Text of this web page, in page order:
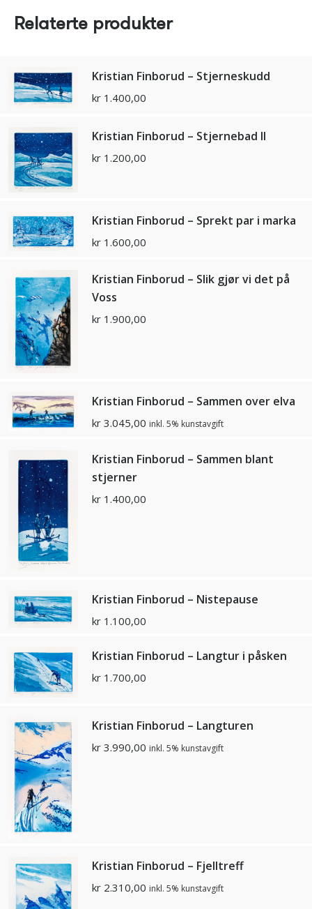
Relaterte produkter
Kristian Finborud – Stjerneskudd
kr 1.400,00
Kristian Finborud – Stjernebad ll
kr 1.200,00
Kristian Finborud – Sprekt par i marka
kr 1.600,00
Kristian Finborud – Slik gjør vi det på
Voss
kr 1.900,00
Kristian Finborud – Sammen over elva
kr 3.045,00 inkl. 5% kunstavgift
Kristian Finborud – Sammen blant
stjerner
kr 1.400,00
Kristian Finborud – Nistepause
kr 1.100,00
Kristian Finborud – Langtur i påsken
kr 1.700,00
Kristian Finborud – Langturen
kr 3.990,00 inkl. 5% kunstavgift
Kristian Finborud – Fjelltreff
kr 2.310,00 inkl. 5% kunstavgift